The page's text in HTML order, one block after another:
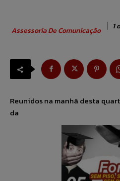
Assessoria De Comunicação 1
Reunidos na manhã desta
da